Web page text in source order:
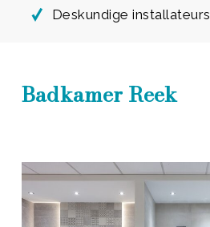
Deskundige installateurs
Badkamer Reek